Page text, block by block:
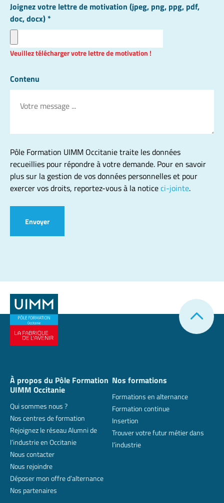
Joignez votre lettre de motivation (jpeg, png, ppg, pdf,
doc, docx) *
Veuillez télécharger votre lettre de motivation !
Contenu
Pôle Formation UIMM Occitanie traite les données
recueillies pour répondre à votre demande. Pour en savoir
plus sur la gestion de vos données personnelles et pour
exercer vos droits, reportez-vous à la noticeci-jointe.
Envoyer
À propos du Pôle Formation
UIMM Occitanie
Qui sommes nous ?
Nos centres de formation
Rejoignez le réseau Alumni de
l’industrie en Occitanie
Nous contacter
Nous rejoindre
Déposer mon offre d’alternance
Nos partenaires
Nos formations
Formations en alternance
Formation continue
Insertion
Trouver votre futur métier dans
l’industrie